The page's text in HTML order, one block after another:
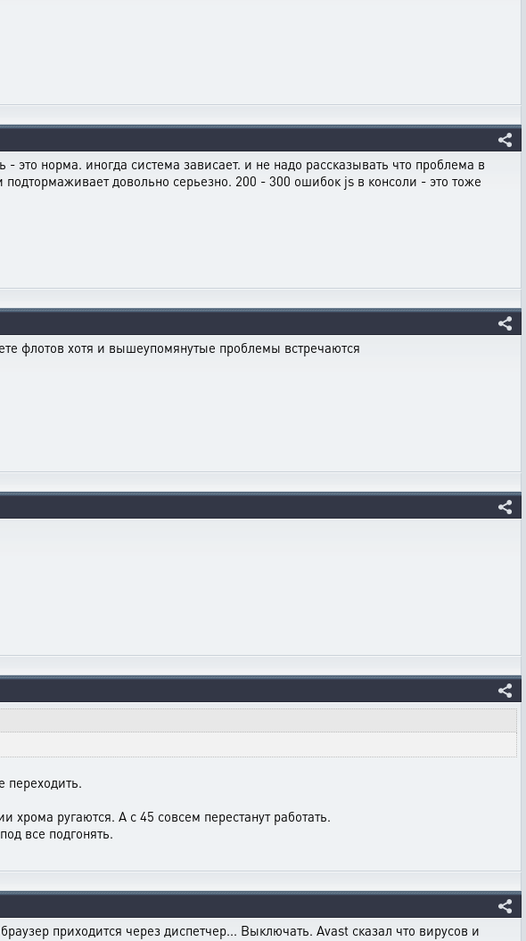
это норма. иногда система зависает. и не надо рассказывать что проблема в
довольно серьезно. 200 - 300 ошибок js в консоли - это тоже
флотов хотя и вышеупомянутые проблемы встречаются
переходить.
ругаются. А с 45 совсем перестанут работать.
все подгонять.
приходится через диспетчер... Выключать. Avast сказал что вирусов и